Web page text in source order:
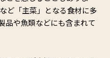
ど「主菜」となる食材に多
品や魚類などにも含まれて